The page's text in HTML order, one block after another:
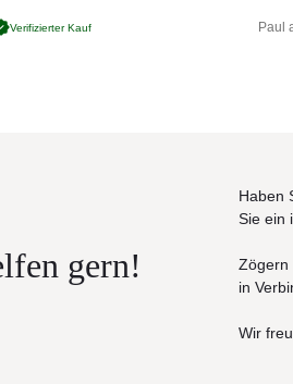
: Je nach Größe und
Sie, dass die Bilder
Verifizierter Kauf Paul
gern!
Haben
Sie ein
Zögern
in
Wir